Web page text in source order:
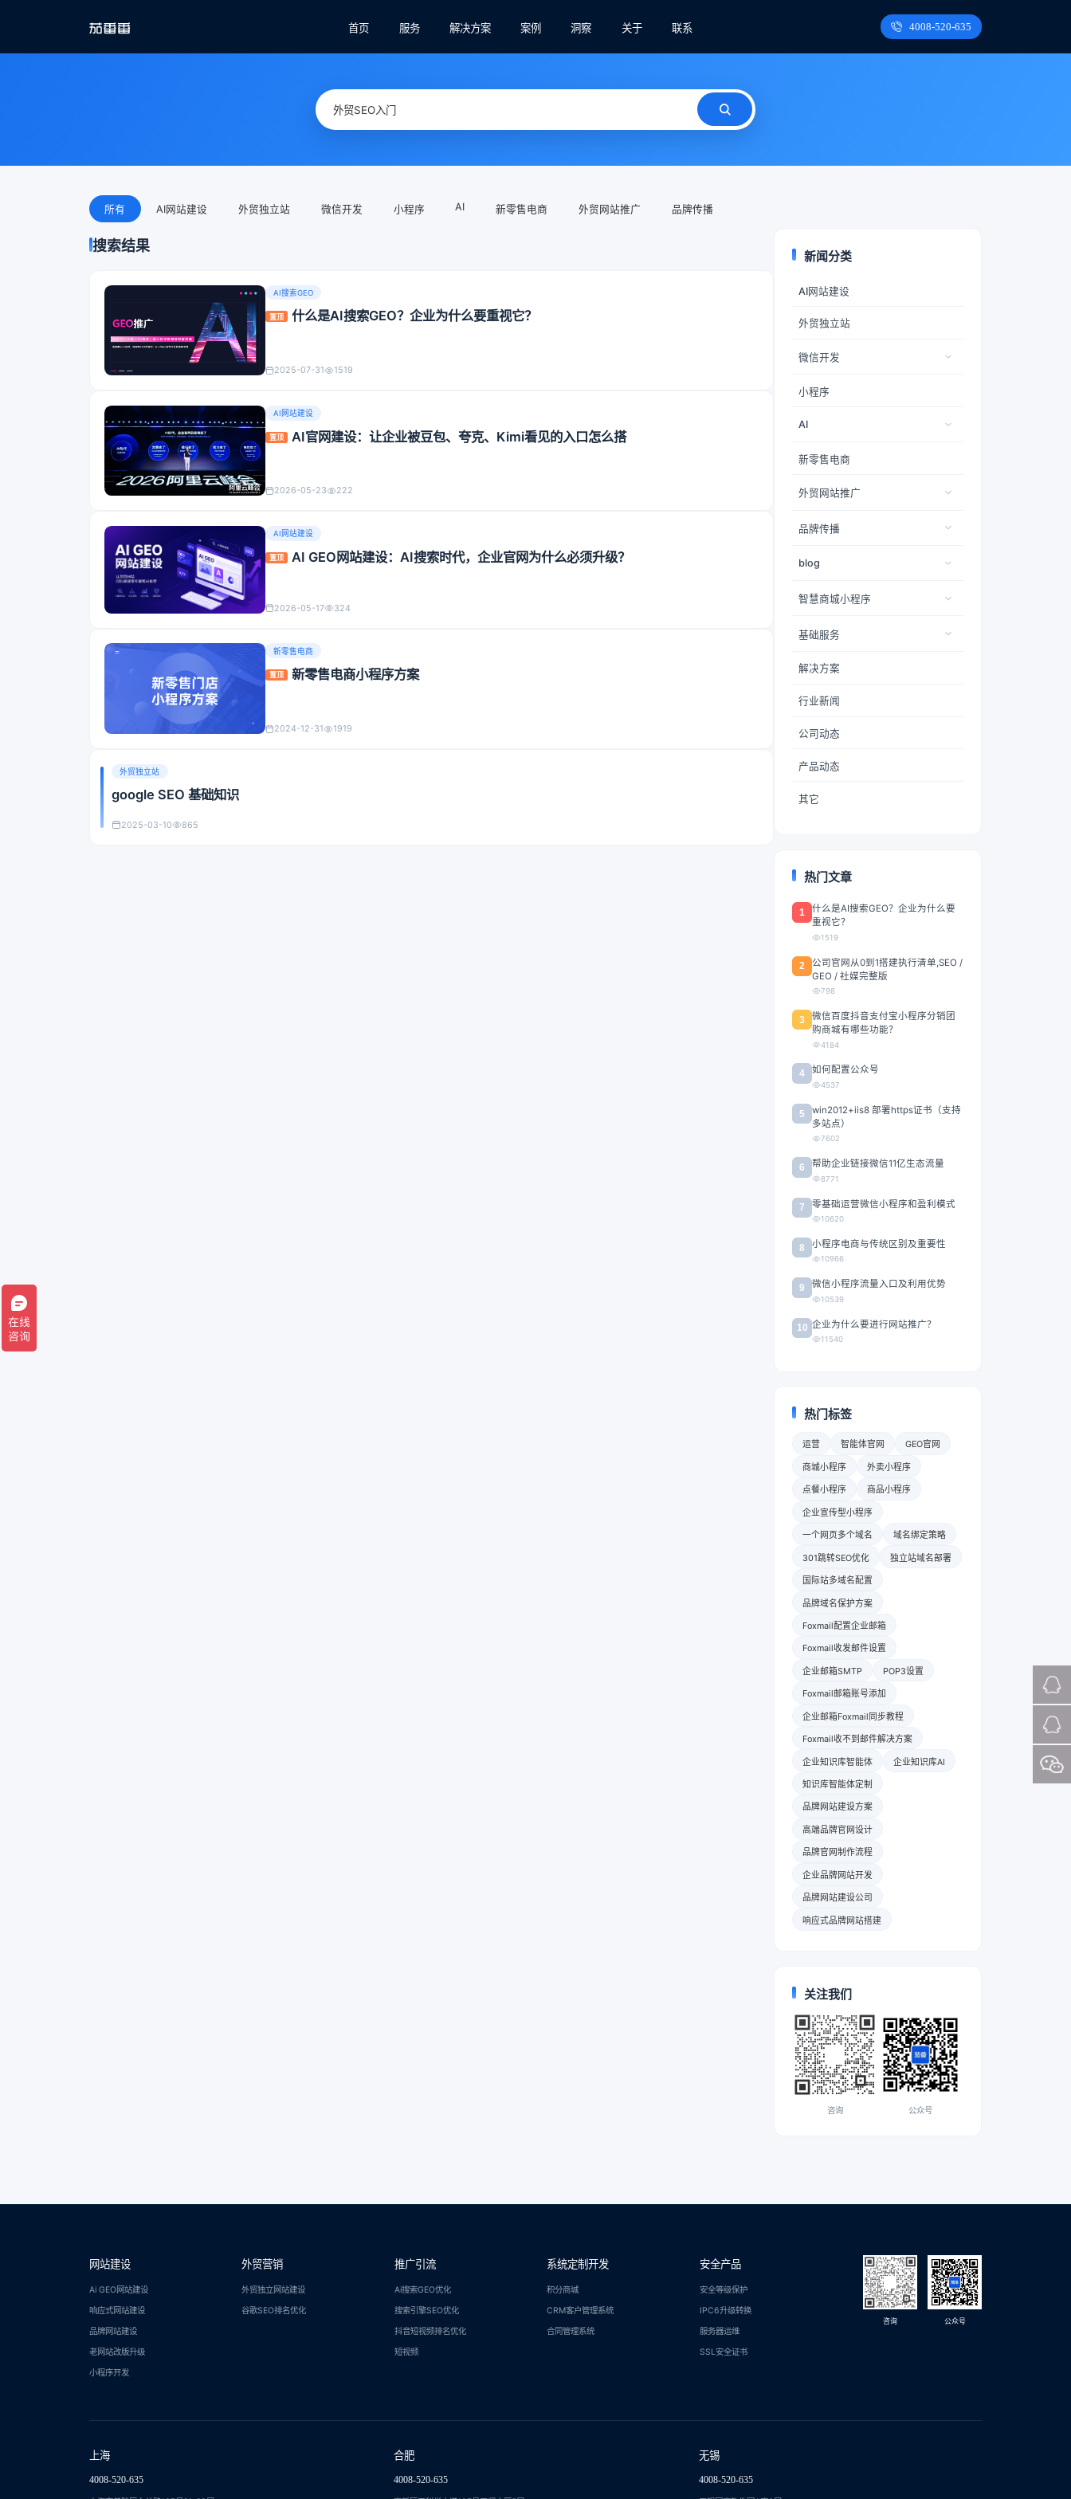
首页 服务 解决方案 案例 洞察 关于 联系 4008-520-635
所有 AI网站建设 外贸独立站 微信开发 小程序 AI 新零售电商 外贸网站推广 品牌传播
搜索结果
AI搜索GEO
置顶 什么是AI搜索GEO？企业为什么要重视它？
2025-07-31 1519
AI网站建设
置顶 AI官网建设：让企业被豆包、夸克、Kimi看见的入口怎么搭
2026-05-23 222
AI网站建设
置顶 AI GEO网站建设：AI搜索时代，企业官网为什么必须升级？
2026-05-17 324
新零售电商
置顶 新零售电商小程序方案
2024-12-31 1919
外贸独立站
google SEO 基础知识
2025-03-10 865
新闻分类
AI网站建设
外贸独立站
微信开发
小程序
AI
新零售电商
外贸网站推广
品牌传播
blog
智慧商城小程序
基础服务
解决方案
行业新闻
公司动态
产品动态
其它
热门文章
1
什么是AI搜索GEO？企业为什么要
重视它？
1519
2
公司官网从0到1搭建执行清单,SEO /
GEO / 社媒完整版
798
3
微信百度抖音支付宝小程序分销团
购商城有哪些功能？
4184
4 如何配置公众号
4537
5
win2012+iis8 部署https证书（支持
多站点）
7602
6 帮助企业链接微信11亿生态流量
8771
7 零基础运营微信小程序和盈利模式
10620
8 小程序电商与传统区别及重要性
10966
9 微信小程序流量入口及利用优势
10539
10 企业为什么要进行网站推广？
11540
热门标签
运营 智能体官网 GEO官网
商城小程序 外卖小程序
点餐小程序 商品小程序
企业宣传型小程序
一个网页多个域名 域名绑定策略
301跳转SEO优化 独立站域名部署
国际站多域名配置
品牌域名保护方案
Foxmail配置企业邮箱
Foxmail收发邮件设置
企业邮箱SMTP POP3设置
Foxmail邮箱账号添加
企业邮箱Foxmail同步教程
Foxmail收不到邮件解决方案
企业知识库智能体 企业知识库AI
知识库智能体定制
品牌网站建设方案
高端品牌官网设计
品牌官网制作流程
企业品牌网站开发
品牌网站建设公司
响应式品牌网站搭建
关注我们
咨询 公众号
网站建设
Ai GEO网站建设
响应式网站建设
品牌网站建设
老网站改版升级
小程序开发
外贸营销
外贸独立网站建设
谷歌SEO排名优化
推广引流
Ai搜索GEO优化
搜索引擎SEO优化
抖音短视频排名优化
短视频
系统定制开发
积分商城
CRM客户管理系统
合同管理系统
安全产品
安全等级保护
IPC6升级转换
服务器运维
SSL安全证书
咨询 公众号
上海
4008-520-635
合肥
4008-520-635
无锡
4008-520-635